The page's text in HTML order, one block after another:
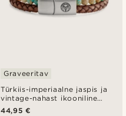
Türkiis-imperiaalne jaspis ja
vintage-nahast ikooniline
käevõru
Graveeritav
44,95 €